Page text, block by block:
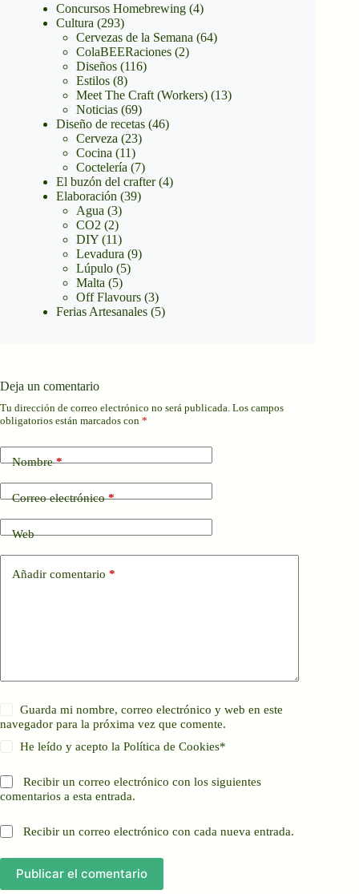
Concursos Homebrewing (4)
Cultura (293)
Cervezas de la Semana (64)
ColaBEERaciones (2)
Diseños (116)
Estilos (8)
Meet The Craft (Workers) (13)
Noticias (69)
Diseño de recetas (46)
Cerveza (23)
Cocina (11)
Coctelería (7)
El buzón del crafter(4)
Elaboración (39)
Agua (3)
CO2 (2)
DIY (11)
Levadura (9)
Lúpulo (5)
Malta (5)
Off Flavours (3)
Ferias Artesanales (5)
Deja un comentario
Tu dirección de correo electrónico no será publicada. Los campos
obligatorios están marcados con *
Nombre*
Correo electrónico*
Web
Añadir comentario *
Guarda mi nombre, correo electrónico y web en este
navegador para la próxima vez que comente.
He leído y acepto laPolítica de Cookies*
Recibir un correo electrónico con los siguientes
comentarios a esta entrada.
Recibir un correo electrónico con cada nueva entrada.
Publicar el comentario